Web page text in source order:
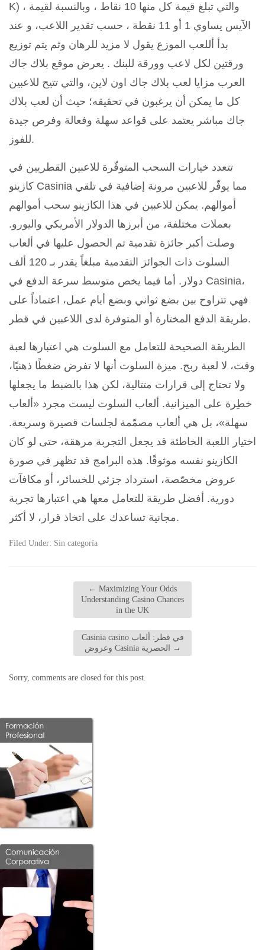
K) ، والتي تبلغ قيمة كل منها 10 نقاط ، وبالنسبة لقيمة
الآيس يساوي 1 أو 11 نقطة ، حسب تقدير اللاعب، و عند
بدأ أللعب الموزع يقول لا مزيد للرهان وثم يتم توزيع
ورقتين لكل لاعب وورقة للبنك . يعرض موقع بلاك جاك
العرب مزايا لعب بلاك جاك اون لاين، والتي تتيح للاعبين
كل ما يمكن أن يرغبون في تحقيقه؛ حيث أن لعب بلاك
جاك مباشر يعتمد على قواعد سهلة وفعالة وفرص جيدة
للفوز.
تتعدد خيارات السحب المتوفّرة للاعبين القطريين في
كازينو Casinia مما يوفّر للاعبين مرونة إضافية في تلقي
أموالهم. يمكن للاعبين في هذا الكازينو سحب أموالهم
بعملات مختلفة، من أبرزها الدولار الأمريكي واليورو.
وصلت أكبر جائزة تقدمية تم الحصول عليها في ألعاب
السلوت ذات الجوائز التقدمية مبلغاً يقدر بـ 120 ألف
دولار. أما فيما يخص متوسط سرعة الدفع في Casinia،
فهي تتراوح بين بضع ثواني وبضع أيام عمل، اعتماداً على
طريقة الدفع المختارة أو المتوفرة لدى اللاعبين في قطر.
الطريقة الصحيحة للتعامل مع السلوت هي اعتبارها لعبة
وقت، لا لعبة ربح. ميزة السلوت أنها لا تفرض ضغطًا ذهنيًا،
ولا تحتاج إلى قرارات متتالية، لكن هذا بالضبط ما يجعلها
خطِرة على الميزانية. ألعاب السلوت ليست مجرد «ألعاب
سهلة»، بل هي ألعاب مصمّمة لجلسات قصيرة وسريعة.
اختيار اللعبة الخاطئة قد يجعل التجربة مرهقة، حتى لو كان
الكازينو نفسه موثوقًا. هذه البرامج قد تظهر في صورة
عروض مخصّصة، استرداد جزئي للخسائر، أو مكافآت
دورية. أفضل طريقة للتعامل معها هي اعتبارها تجربة
مجانية تساعدك على اتخاذ قرار، لا أكثر.
Filed Under: Sin categoría
← Maximizing Your Odds
Understanding Casino Chances
in the UK
Casinia casino في قطر: ألعاب
→
Sorry, comments are closed for this post.